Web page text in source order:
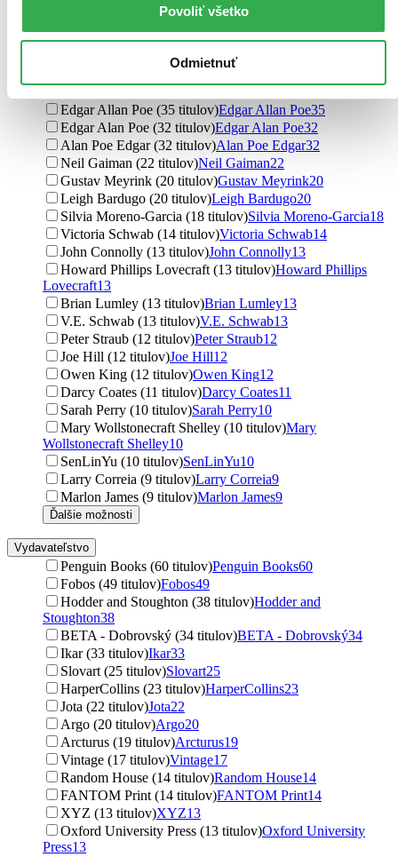
Povoliť všetko
Odmietnuť
Mary Shelley (107 titulov)
Mary Shelley
Margaret Tarner (94 titulov)Margaret Tarner
George Orwell (90 titulov)George Orwell90
Mary Shelleyová (90 titulov)
Mary Shelleyová
Edgar Allan Poe (35 titulov)Edgar Allan Poe35
Edgar Alan Poe (32 titulov)Edgar Alan Poe32
Alan Poe Edgar (32 titulov)Alan Poe Edgar32
Neil Gaiman (22 titulov)Neil Gaiman22
Gustav Meyrink (20 titulov)Gustav Meyrink20
Leigh Bardugo (20 titulov)Leigh Bardugo20
Silvia Moreno-Garcia (18 titulov)Silvia Moreno-Garcia18
Victoria Schwab (14 titulov)Victoria Schwab14
John Connolly (13 titulov)John Connolly13
Howard Phillips Lovecraft (13 titulov)Howard Phillips
Lovecraft13
Brian Lumley (13 titulov)Brian Lumley13
V.E. Schwab (13 titulov)V.E. Schwab13
Peter Straub (12 titulov)Peter Straub12
Joe Hill (12 titulov)Joe Hill12
Owen King (12 titulov)Owen King12
Darcy Coates (11 titulov)Darcy Coates11
Sarah Perry (10 titulov)Sarah Perry10
Mary Wollstonecraft Shelley (10 titulov)Mary
Wollstonecraft Shelley10
SenLinYu (10 titulov)SenLinYu10
Larry Correia (9 titulov)Larry Correia9
Marlon James (9 titulov)Marlon James9
Ďalšie možnosti
Vydavateľstvo
Penguin Books (60 titulov)Penguin Books60
Fobos (49 titulov)Fobos49
Hodder and Stoughton (38 titulov)Hodder and
Stoughton38
BETA - Dobrovský (34 titulov)BETA - Dobrovský34
Ikar (33 titulov)Ikar33
Slovart (25 titulov)Slovart25
HarperCollins (23 titulov)HarperCollins23
Jota (22 titulov)Jota22
Argo (20 titulov)Argo20
Arcturus (19 titulov)Arcturus19
Vintage (17 titulov)Vintage17
Random House (14 titulov)Random House14
FANTOM Print (14 titulov)FANTOM Print14
XYZ (13 titulov)XYZ13
Oxford University Press (13 titulov)Oxford University
Press13